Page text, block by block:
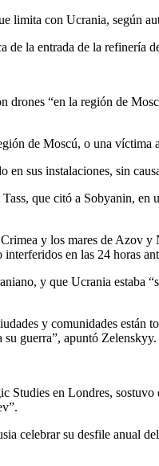
limita con Ucrania, según
de la entrada de la refinería
“en la región de
de Moscú, o una víctima
sus instalaciones, sin
que citó a Sobyanin,
y los mares de
en las 24 horas
y que Ucrania estaba
y comunidades están
guerra”, apuntó Zelenskyy.
en Londres, sostuvo
celebrar su desfile anual